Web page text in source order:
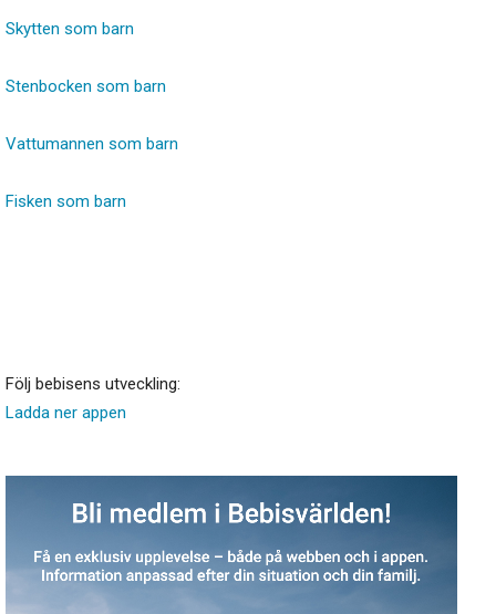
Skytten som barn
Stenbocken som barn
Vattumannen som barn
Fisken som barn
Följ bebisens utveckling:
Ladda ner appen